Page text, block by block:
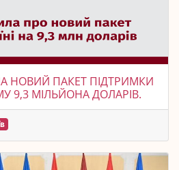
НОВИЙ ПАКЕТ ПІДТРИМКИ
9,3 МІЛЬЙОНА ДОЛАРІВ.